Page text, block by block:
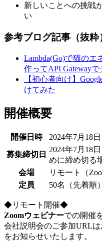
新しいことへの挑戦
い
参考ブログ記事（抜粋
Lambda(Go)で猫の
作ってAPI Gateway
【初心者向け】
けてみた
開催概要
開催日時 2024年7月18
募集締切日
2024年7月18
めに締め切る
会場
リモート（
定員
50名（先着順）
◆リモート開催◆
Zoomウェビナーでの開催
会社説明会のご参加URL
をお知らせいたします。